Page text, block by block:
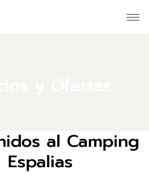
al Camping
Espalias